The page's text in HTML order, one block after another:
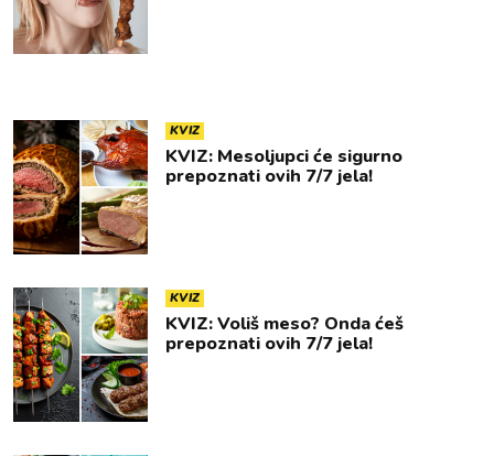
KVIZ
KVIZ: Mesoljupci će sigurno
prepoznati ovih 7/7 jela!
KVIZ
KVIZ: Voliš meso? Onda ćeš
prepoznati ovih 7/7 jela!